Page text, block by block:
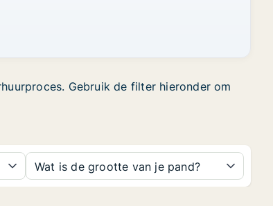
Gebruik de filter hieronder om
Wat is de grootte van je pand?